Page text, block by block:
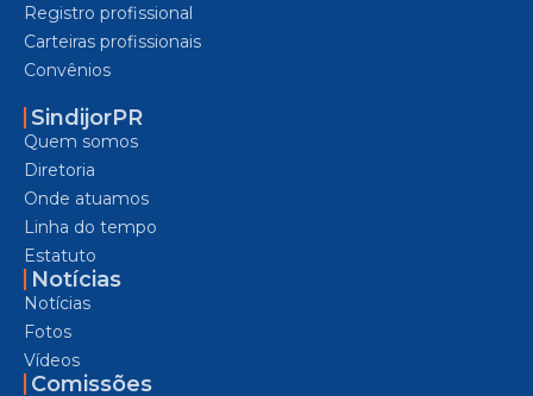
Registro profissional
Carteiras profissionais
Convênios
SindijorPR
Quem somos
Diretoria
Onde atuamos
Linha do tempo
Estatuto
Notícias
Notícias
Fotos
Vídeos
Comissões